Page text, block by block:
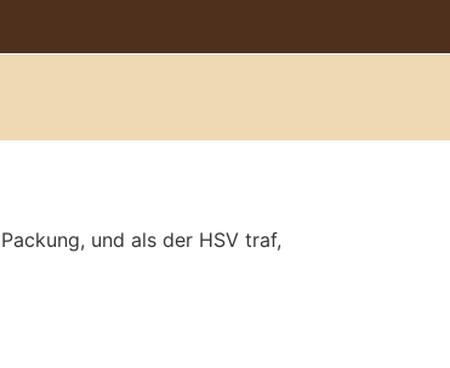
und als der HSV traf,